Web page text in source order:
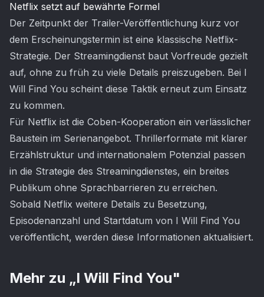
Netflix setzt auf bewährte Formel
Der Zeitpunkt der Trailer-Veröffentlichung kurz vor
dem Erscheinungstermin ist eine klassische Netflix-
Strategie. Der Streamingdienst baut Vorfreude gezielt
auf, ohne zu früh zu viele Details preiszugeben. Bei I
Will Find You scheint diese Taktik erneut zum Einsatz
zu kommen.
Für Netflix ist die Coben-Kooperation ein verlässlicher
Baustein im Serienangebot. Thrillerformate mit klarer
Erzählstruktur und internationalem Potenzial passen
in die Strategie des Streamingdienstes, ein breites
Publikum ohne Sprachbarrieren zu erreichen.
Sobald Netflix weitere Details zu Besetzung,
Episodenanzahl und Startdatum von I Will Find You
veröffentlicht, werden diese Informationen aktualisiert.
Mehr zu „I Will Find You"